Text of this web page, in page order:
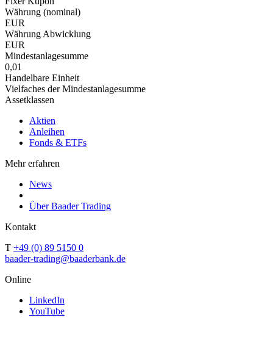
Währung (nominal)
EUR
Währung Abwicklung
EUR
Mindestanlagesumme
0,01
Handelbare Einheit
Vielfaches der Mindestanlagesumme
Assetklassen
Aktien
Anleihen
Fonds & ETFs
Mehr erfahren
News
Über Baader Trading
Kontakt
T +49 (0) 89 5150 0
baader-trading@baaderbank.de
Online
LinkedIn
YouTube